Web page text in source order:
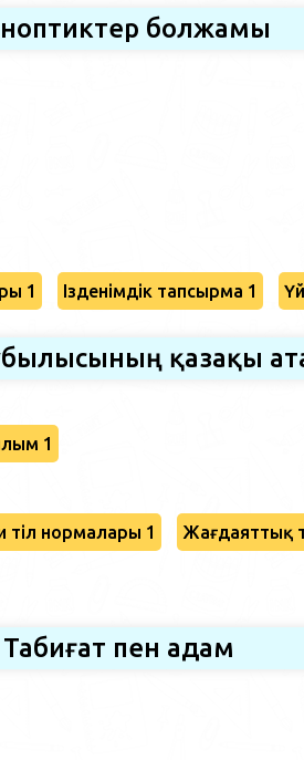
болжамы
1 Ізденімдік тапсырма 1
қазақы
1
тіл нормалары 1 Жағдаяттық
Табиғат пен адам